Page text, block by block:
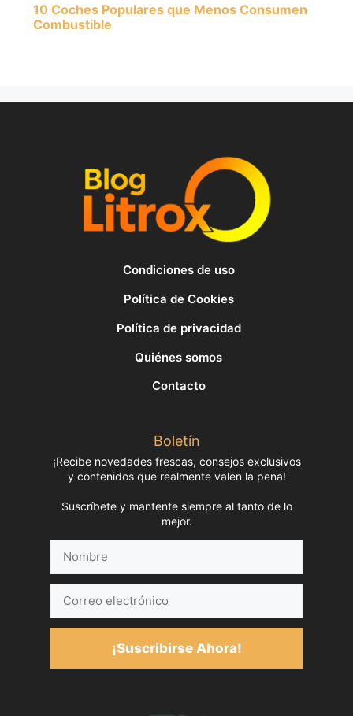
10 Coches Populares que Menos Consumen
Combustible
Condiciones de uso
Política de Cookies
Política de privacidad
Quiénes somos
Contacto
Boletín
¡Recibe novedades frescas, consejos exclusivos
y contenidos que realmente valen la pena!
Suscríbete y mantente siempre al tanto de lo
mejor.
electrónico
¡Suscribirse Ahora!